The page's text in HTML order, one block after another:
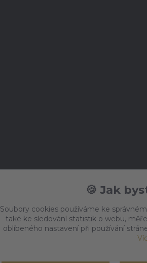
🍪 Jak
Soubory cookies používáme ke
také ke sledování statistik o webu,
oblíbeného nastavení při používání